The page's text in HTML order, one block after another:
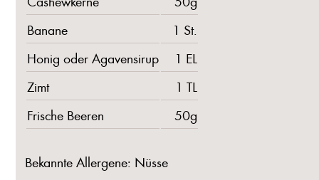
Banane
1 St.
Honig oder Agavensirup
1 EL
Zimt
1 TL
Frische Beeren
50g
Bekannte Allergene: Nüsse